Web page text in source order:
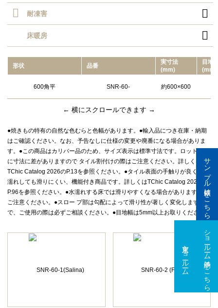
サンプル依頼はこちら
ショールーム予約はこちら
東京ショールーム 大阪ショールーム
耐凍害 
床暖房 
形状 品番
実⼨法
(mm)
目地
(mm)
600角平 SNR-60- 約600×600
← 横にスクロールできます →
●焼きもの特有の自然な色むらと色幅があります。●輸入品につき在庫・納期
はご確認ください。なお、予告なしに仕様の変更や廃番になる場合がありま
す。●この商品はカリバー品のため、サイズ表示は標準寸法です。ロットごと
に寸法に差がありますので タイル割付けの際はご注意ください。詳しくは
TChic Catalog 2026のP.13を参照ください。●タイル表面の手触りが良く、水
濡れしても滑りにくい、機能付き商品です。詳しくはTChic Catalog 2026の
P.96を参照ください。●水濡れする床では滑りやすくなる場合がありますので
ご注意ください。●スロー プ部は勾配によって滑り性が著しく変化しますの
で、ご使用の際は必ずご相談ください。●目地幅は5mm以上お取りください。